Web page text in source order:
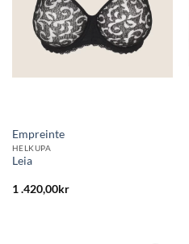
Empreinte
HELKUPA
Leia
1 .420,00kr